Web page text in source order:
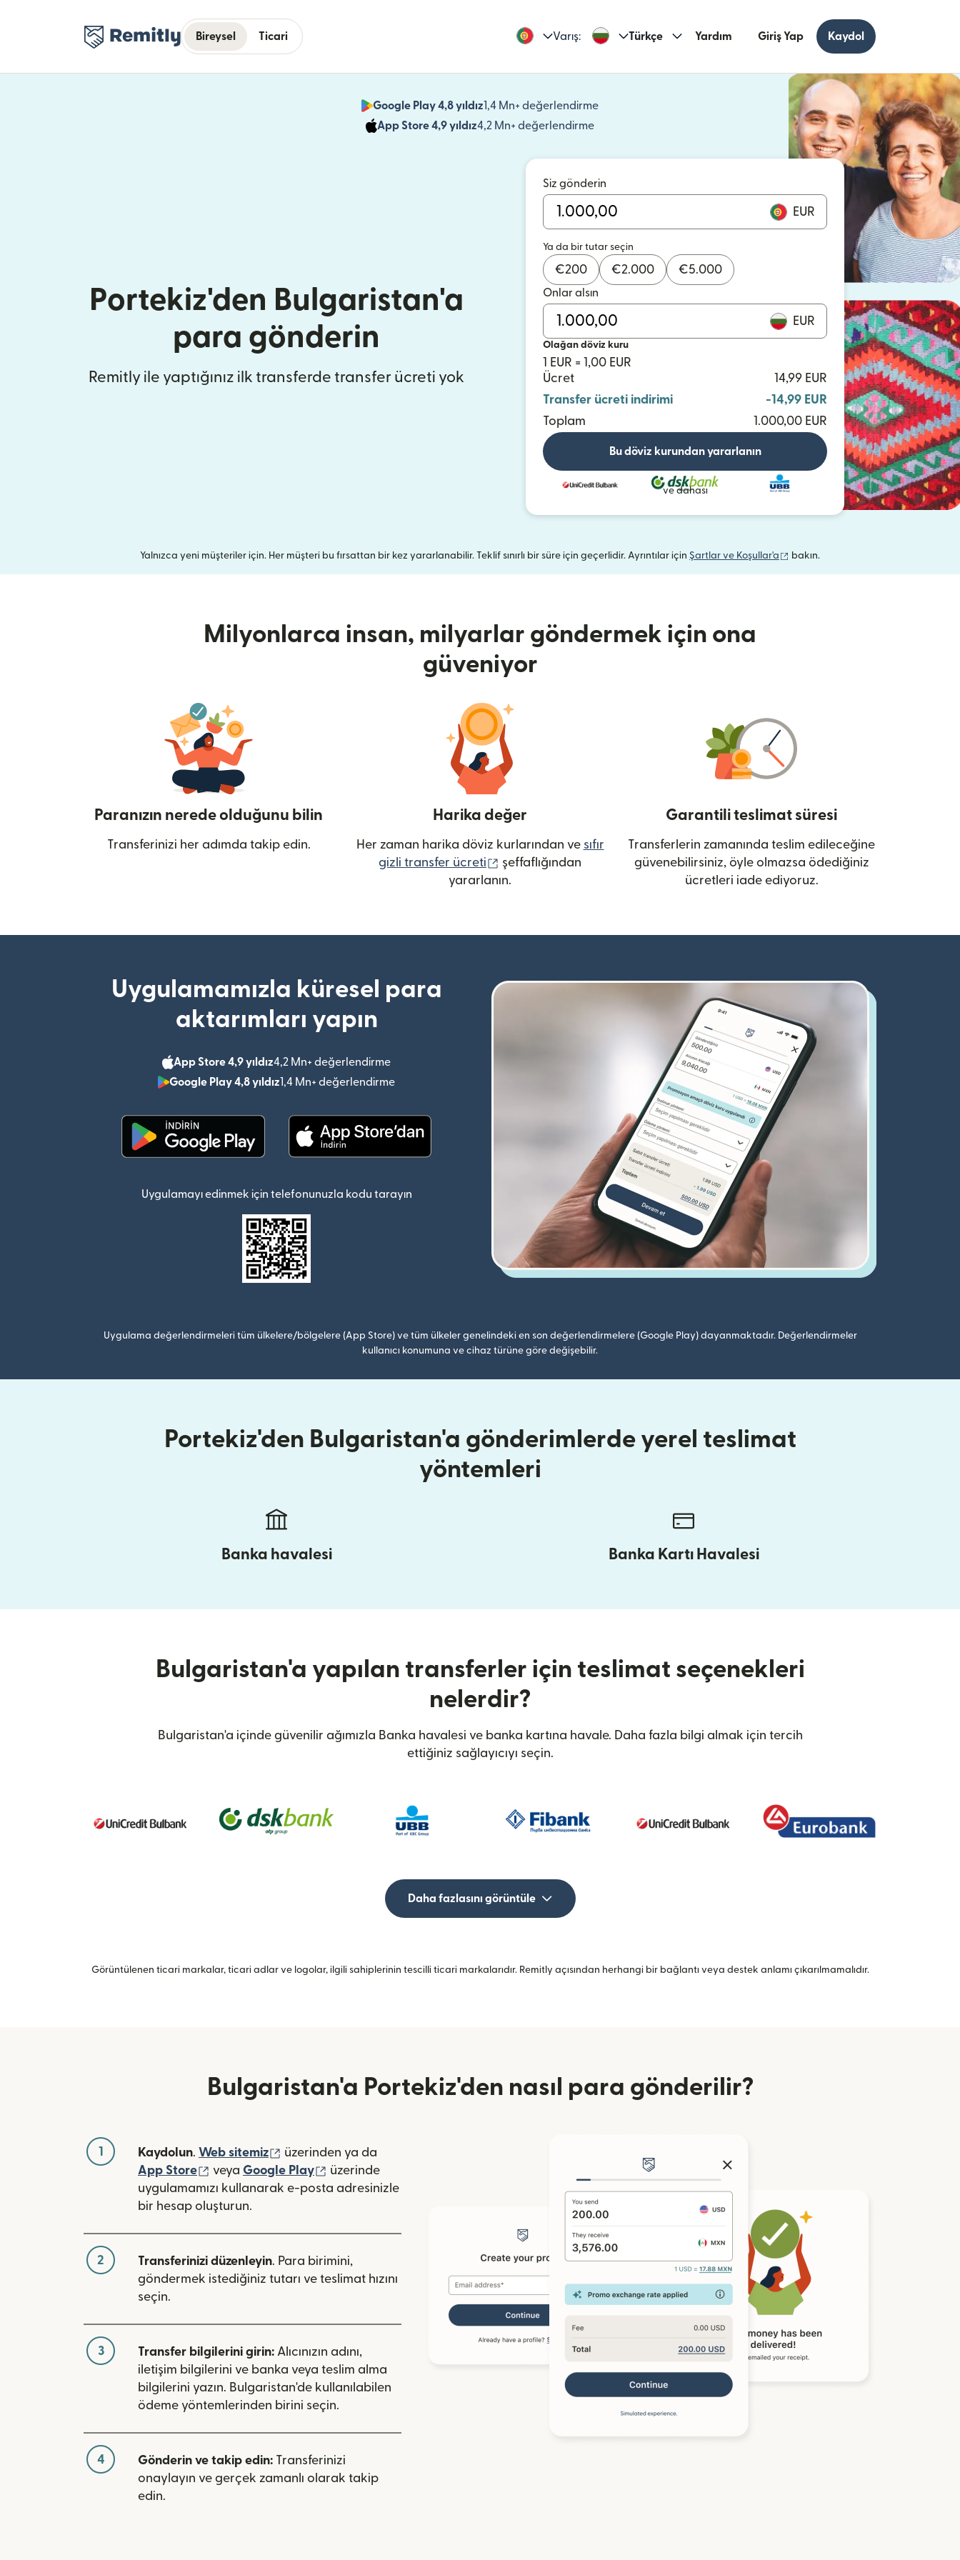
Bireysel Ticari Varış: Türkçe Yardım Giriş Yap Kaydol
Google Play 4,8 yıldız1,4 Mn+ değerlendirme
App Store 4,9 yıldız4,2 Mn+ değerlendirme
Portekiz'den Bulgaristan'a
para gönderin
Remitly ile yaptığınız ilk transferde transfer ücreti yok
Siz gönderin
EUR
Ya da bir tutar seçin
€200 €2.000 €5.000
Onlar alsın
EUR
Olağan döviz kuru
1 EUR = 1,00 EUR
Ücret
14,99 EUR
Transfer ücreti indirimi
-14,99 EUR
Toplam
1.000,00 EUR
Bu döviz kurundan yararlanın
ve dahası
Yalnızca yeni müşteriler için. Her müşteri bu fırsattan bir kez yararlanabilir. Teklif sınırlı bir süre için geçerlidir. Ayrıntılar için Şartlar ve Koşullar'a (yeni pencerede açılır)
bakın.
Milyonlarca insan, milyarlar göndermek için ona
güveniyor
Paranızın nerede olduğunu bilin
Transferinizi her adımda takip edin.
Harika değer
Her zaman harika döviz kurlarından ve sıfır
gizli transfer ücreti
(yeni pencerede açılır)
şeffaflığından
yararlanın.
Garantili teslimat süresi
Transferlerin zamanında teslim edileceğine
güvenebilirsiniz, öyle olmazsa ödediğiniz
ücretleri iade ediyoruz.
Uygulamamızla küresel para
aktarımları yapın
App Store 4,9 yıldız4,2 Mn+ değerlendirme
Google Play 4,8 yıldız1,4 Mn+ değerlendirme
Uygulamayı edinmek için telefonunuzla kodu tarayın
Uygulama değerlendirmeleri tüm ülkelere/bölgelere (App Store) ve tüm ülkeler genelindeki en son değerlendirmelere (Google Play) dayanmaktadır. Değerlendirmeler
kullanıcı konumuna ve cihaz türüne göre değişebilir.
Portekiz'den Bulgaristan'a gönderimlerde yerel teslimat
yöntemleri
Banka havalesi Banka Kartı Havalesi
Bulgaristan'a yapılan transferler için teslimat seçenekleri
nelerdir?
Bulgaristan'a içinde güvenilir ağımızla Banka havalesi ve banka kartına havale. Daha fazla bilgi almak için tercih
ettiğiniz sağlayıcıyı seçin.
Daha fazlasını görüntüle
Görüntülenen ticari markalar, ticari adlar ve logolar, ilgili sahiplerinin tescilli ticari markalarıdır. Remitly açısından herhangi bir bağlantı veya destek anlamı çıkarılmamalıdır.
Bulgaristan'a Portekiz'den nasıl para gönderilir?
1 Kaydolun. Web sitemiz (yeni pencerede açılır)
üzerinden ya da
App Store
(yeni pencerede açılır)
veya Google Play (yeni pencerede açılır)
üzerinde
uygulamamızı kullanarak e-posta adresinizle
bir hesap oluşturun.
2 Transferinizi düzenleyin. Para birimini,
göndermek istediğiniz tutarı ve teslimat hızını
seçin.
3 Transfer bilgilerini girin: Alıcınızın adını,
iletişim bilgilerini ve banka veya teslim alma
bilgilerini yazın. Bulgaristan'de kullanılabilen
ödeme yöntemlerinden birini seçin.
4 Gönderin ve takip edin: Transferinizi
onaylayın ve gerçek zamanlı olarak takip
edin.